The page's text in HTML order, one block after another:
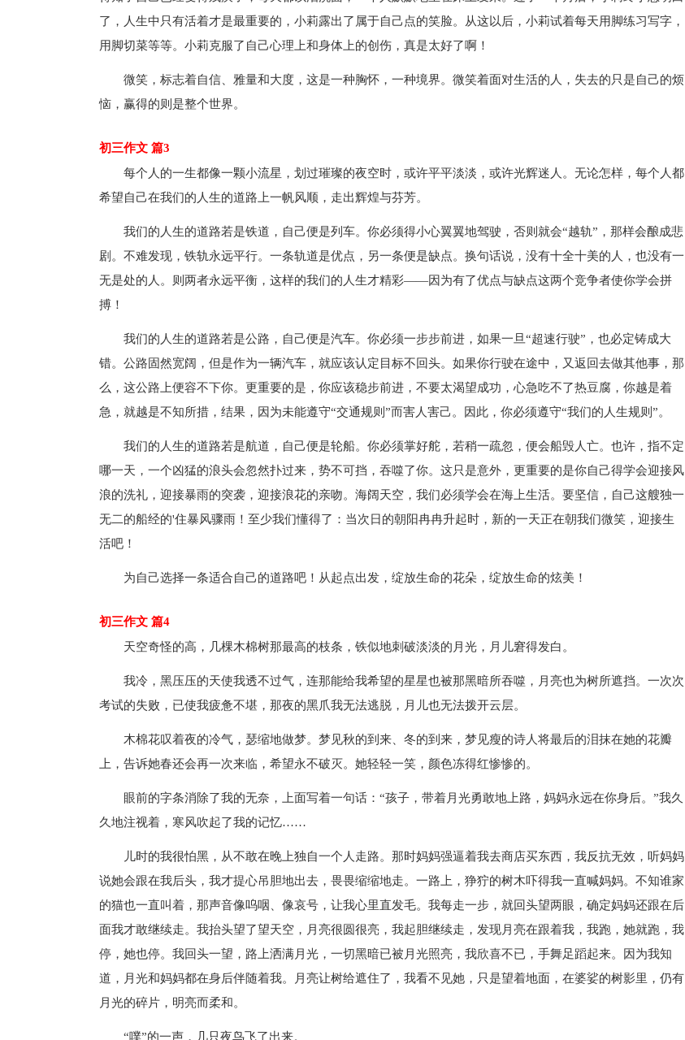
了，人生中只有活着才是最重要的，小莉露出了属于自己点的笑脸。从这以后，小莉试着每天用脚练习写字，
用脚切菜等等。小莉克服了自己心理上和身体上的创伤，真是太好了啊！
微笑，标志着自信、雅量和大度，这是一种胸怀，一种境界。微笑着面对生活的人，失去的只是自己的烦
恼，赢得的则是整个世界。
初三作文 篇3
每个人的一生都像一颗小流星，划过璀璨的夜空时，或许平平淡淡，或许光辉迷人。无论怎样，每个人都
希望自己在我们的人生的道路上一帆风顺，走出辉煌与芬芳。
我们的人生的道路若是铁道，自己便是列车。你必须得小心翼翼地驾驶，否则就会“越轨”，那样会酿成悲
剧。不难发现，铁轨永远平行。一条轨道是优点，另一条便是缺点。换句话说，没有十全十美的人，也没有一
无是处的人。则两者永远平衡，这样的我们的人生才精彩——因为有了优点与缺点这两个竞争者使你学会拼
搏！
我们的人生的道路若是公路，自己便是汽车。你必须一步步前进，如果一旦“超速行驶”，也必定铸成大
错。公路固然宽阔，但是作为一辆汽车，就应该认定目标不回头。如果你行驶在途中，又返回去做其他事，那
么，这公路上便容不下你。更重要的是，你应该稳步前进，不要太渴望成功，心急吃不了热豆腐，你越是着
急，就越是不知所措，结果，因为未能遵守“交通规则”而害人害己。因此，你必须遵守“我们的人生规则”。
我们的人生的道路若是航道，自己便是轮船。你必须掌好舵，若稍一疏忽，便会船毁人亡。也许，指不定
哪一天，一个凶猛的浪头会忽然扑过来，势不可挡，吞噬了你。这只是意外，更重要的是你自己得学会迎接风
浪的洗礼，迎接暴雨的突袭，迎接浪花的亲吻。海阔天空，我们必须学会在海上生活。要坚信，自己这艘独一
无二的船经的'住暴风骤雨！至少我们懂得了：当次日的朝阳冉冉升起时，新的一天正在朝我们微笑，迎接生
活吧！
为自己选择一条适合自己的道路吧！从起点出发，绽放生命的花朵，绽放生命的炫美！
初三作文 篇4
天空奇怪的高，几棵木棉树那最高的枝条，铁似地刺破淡淡的月光，月儿窘得发白。
我冷，黑压压的天使我透不过气，连那能给我希望的星星也被那黑暗所吞噬，月亮也为树所遮挡。一次次
考试的失败，已使我疲惫不堪，那夜的黑爪我无法逃脱，月儿也无法拨开云层。
木棉花叹着夜的冷气，瑟缩地做梦。梦见秋的到来、冬的到来，梦见瘦的诗人将最后的泪抹在她的花瓣
上，告诉她春还会再一次来临，希望永不破灭。她轻轻一笑，颜色冻得红惨惨的。
眼前的字条消除了我的无奈，上面写着一句话：“孩子，带着月光勇敢地上路，妈妈永远在你身后。”我久
久地注视着，寒风吹起了我的记忆……
儿时的我很怕黑，从不敢在晚上独自一个人走路。那时妈妈强逼着我去商店买东西，我反抗无效，听妈妈
说她会跟在我后头，我才提心吊胆地出去，畏畏缩缩地走。一路上，狰狞的树木吓得我一直喊妈妈。不知谁家
的猫也一直叫着，那声音像呜咽、像哀号，让我心里直发毛。我每走一步，就回头望两眼，确定妈妈还跟在后
面我才敢继续走。我抬头望了望天空，月亮很圆很亮，我起胆继续走，发现月亮在跟着我，我跑，她就跑，我
停，她也停。我回头一望，路上洒满月光，一切黑暗已被月光照亮，我欣喜不已，手舞足蹈起来。因为我知
道，月光和妈妈都在身后伴随着我。月亮让树给遮住了，我看不见她，只是望着地面，在婆娑的树影里，仍有
月光的碎片，明亮而柔和。
“噗”的一声，几只夜鸟飞了出来。